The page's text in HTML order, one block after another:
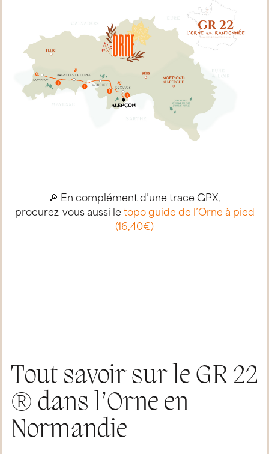
🔎 En complément d’une trace GPX,
procurez-vous aussi le topo guide de l’Orne à pied
(16,40€)
Tout savoir sur le GR 22
® dans l’Orne en
Normandie